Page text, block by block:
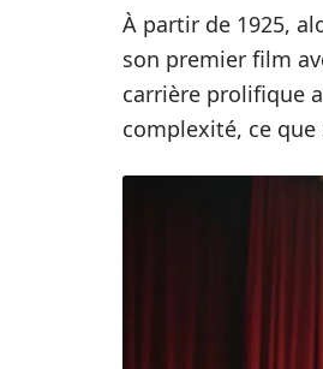
À partir de 1925,
son premier film
carrière prolifique
complexité, ce